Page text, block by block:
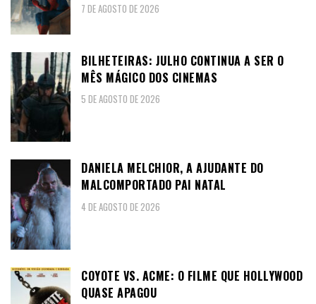
7 DE AGOSTO DE 2026
BILHETEIRAS: JULHO CONTINUA A SER O
MÊS MÁGICO DOS CINEMAS
5 DE AGOSTO DE 2026
DANIELA MELCHIOR, A AJUDANTE DO
MALCOMPORTADO PAI NATAL
4 DE AGOSTO DE 2026
COYOTE VS. ACME: O FILME QUE HOLLYWOOD
QUASE APAGOU